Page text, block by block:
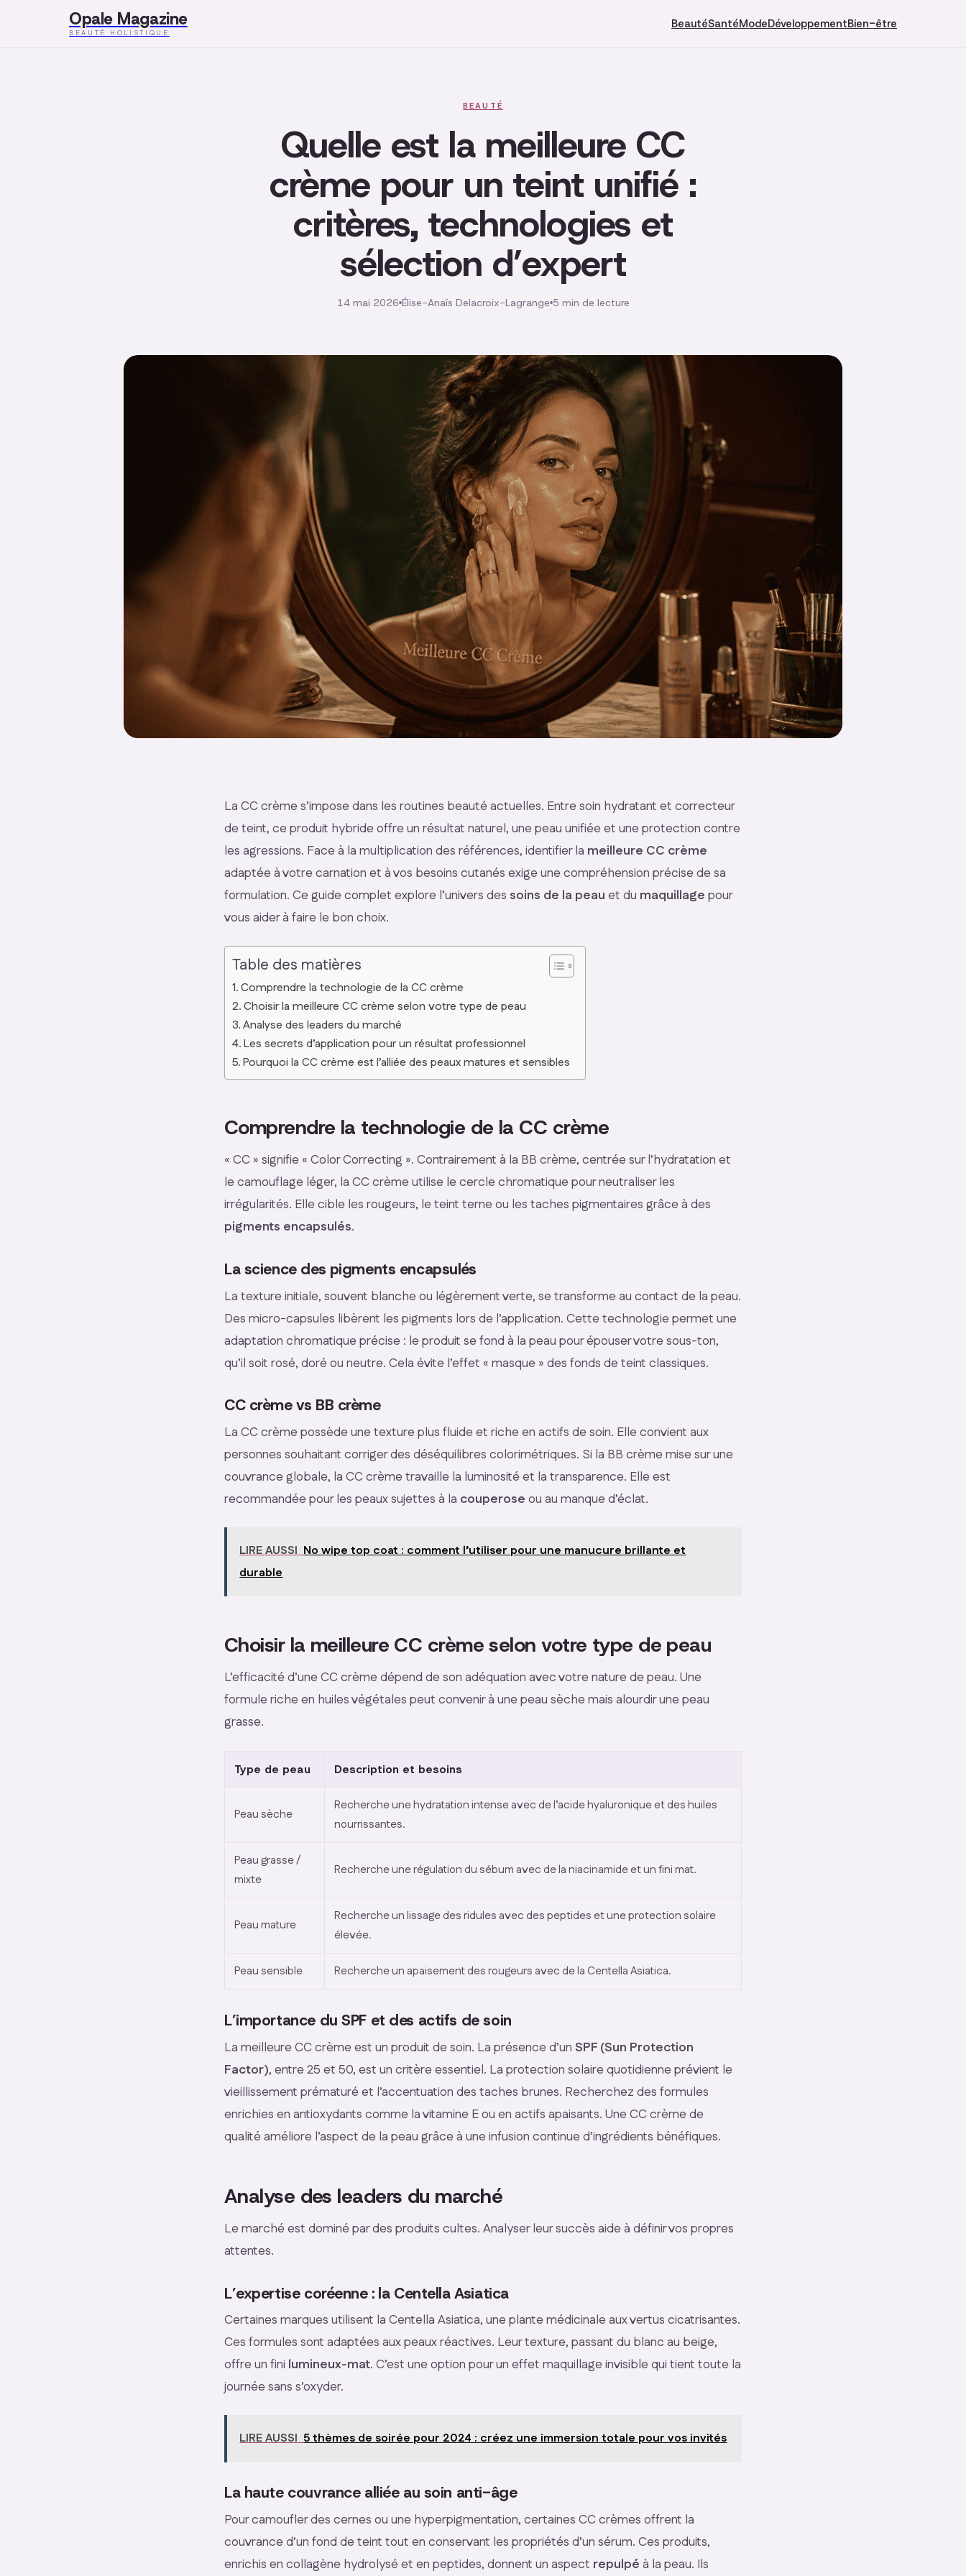
Opale Magazine
BEAUTÉ HOLISTIQUE
BeautéSantéModeDéveloppementBien-être
BEAUTÉ
Quelle est la meilleure CC
crème pour un teint unifié :
critères, technologies et
sélection d’expert
14 mai 2026·Élise-Anaïs Delacroix-Lagrange·5 min de lecture
La CC crème s’impose dans les routines beauté actuelles. Entre soin hydratant et correcteur
de teint, ce produit hybride offre un résultat naturel, une peau unifiée et une protection contre
les agressions. Face à la multiplication des références, identifier la meilleure CC crème
adaptée à votre carnation et à vos besoins cutanés exige une compréhension précise de sa
formulation. Ce guide complet explore l’univers des soins de la peau et du maquillage pour
vous aider à faire le bon choix.
Table des matières
Comprendre la technologie de la CC crème
Choisir la meilleure CC crème selon votre type de peau
Analyse des leaders du marché
Les secrets d’application pour un résultat professionnel
Pourquoi la CC crème est l’alliée des peaux matures et sensibles
Comprendre la technologie de la CC crème
« CC » signifie « Color Correcting ». Contrairement à la BB crème, centrée sur l’hydratation et
le camouflage léger, la CC crème utilise le cercle chromatique pour neutraliser les
irrégularités. Elle cible les rougeurs, le teint terne ou les taches pigmentaires grâce à des
pigments encapsulés.
La science des pigments encapsulés
La texture initiale, souvent blanche ou légèrement verte, se transforme au contact de la peau.
Des micro-capsules libèrent les pigments lors de l’application. Cette technologie permet une
adaptation chromatique précise : le produit se fond à la peau pour épouser votre sous-ton,
qu’il soit rosé, doré ou neutre. Cela évite l’effet « masque » des fonds de teint classiques.
CC crème vs BB crème
La CC crème possède une texture plus fluide et riche en actifs de soin. Elle convient aux
personnes souhaitant corriger des déséquilibres colorimétriques. Si la BB crème mise sur une
couvrance globale, la CC crème travaille la luminosité et la transparence. Elle est
recommandée pour les peaux sujettes à la couperose ou au manque d’éclat.
LIRE AUSSI No wipe top coat : comment l’utiliser pour une manucure brillante et
durable
Choisir la meilleure CC crème selon votre type de peau
L’efficacité d’une CC crème dépend de son adéquation avec votre nature de peau. Une
formule riche en huiles végétales peut convenir à une peau sèche mais alourdir une peau
grasse.
Type de peau Description et besoins
Peau sèche
Recherche une hydratation intense avec de l’acide hyaluronique et des huiles
nourrissantes.
Peau grasse /
mixte
Recherche une régulation du sébum avec de la niacinamide et un fini mat.
Peau mature
Recherche un lissage des ridules avec des peptides et une protection solaire
élevée.
Peau sensible Recherche un apaisement des rougeurs avec de la Centella Asiatica.
L’importance du SPF et des actifs de soin
La meilleure CC crème est un produit de soin. La présence d’un SPF (Sun Protection
Factor), entre 25 et 50, est un critère essentiel. La protection solaire quotidienne prévient le
vieillissement prématuré et l’accentuation des taches brunes. Recherchez des formules
enrichies en antioxydants comme la vitamine E ou en actifs apaisants. Une CC crème de
qualité améliore l’aspect de la peau grâce à une infusion continue d’ingrédients bénéfiques.
Analyse des leaders du marché
Le marché est dominé par des produits cultes. Analyser leur succès aide à définir vos propres
attentes.
L’expertise coréenne : la Centella Asiatica
Certaines marques utilisent la Centella Asiatica, une plante médicinale aux vertus cicatrisantes.
Ces formules sont adaptées aux peaux réactives. Leur texture, passant du blanc au beige,
offre un fini lumineux-mat. C’est une option pour un effet maquillage invisible qui tient toute la
journée sans s’oxyder.
LIRE AUSSI 5 thèmes de soirée pour 2024 : créez une immersion totale pour vos invités
La haute couvrance alliée au soin anti-âge
Pour camoufler des cernes ou une hyperpigmentation, certaines CC crèmes offrent la
couvrance d’un fond de teint tout en conservant les propriétés d’un sérum. Ces produits,
enrichis en collagène hydrolysé et en peptides, donnent un aspect repulpé à la peau. Ils